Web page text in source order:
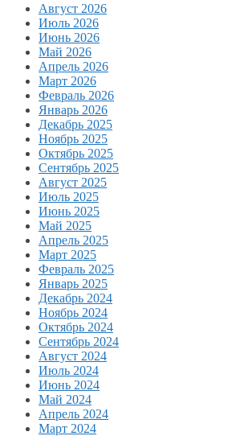
Август 2026
Июль 2026
Июнь 2026
Май 2026
Апрель 2026
Март 2026
Февраль 2026
Январь 2026
Декабрь 2025
Ноябрь 2025
Октябрь 2025
Сентябрь 2025
Август 2025
Июль 2025
Июнь 2025
Май 2025
Апрель 2025
Март 2025
Февраль 2025
Январь 2025
Декабрь 2024
Ноябрь 2024
Октябрь 2024
Сентябрь 2024
Август 2024
Июль 2024
Июнь 2024
Май 2024
Апрель 2024
Март 2024